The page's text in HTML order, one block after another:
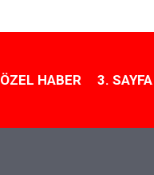
ÖZEL HABER 3. SAYFA